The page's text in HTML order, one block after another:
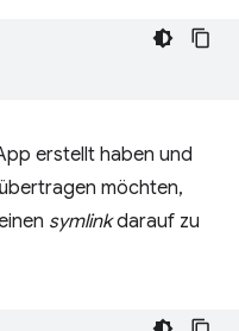
erstellt haben und
möchten,
symlinkdarauf zu